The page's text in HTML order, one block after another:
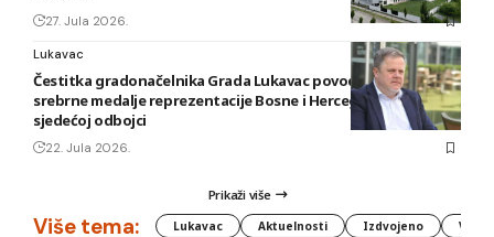
27. Jula 2026.
Lukavac
Čestitka gradonačelnika Grada Lukavac povodom osvajanja
srebrne medalje reprezentacije Bosne i Hercegovine u
sjedećoj odbojci
22. Jula 2026.
Prikaži više
Više tema: Lukavac Aktuelnosti Izdvojeno